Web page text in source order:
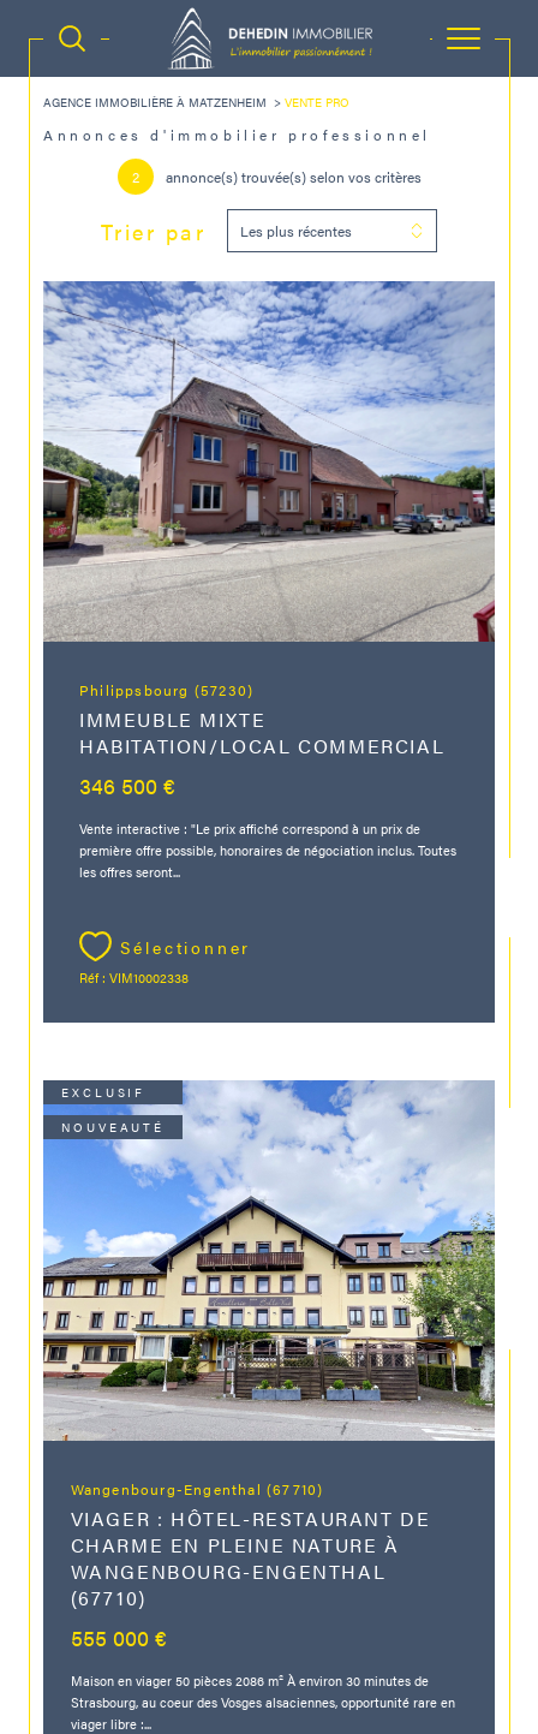
AGENCE IMMOBILIÈRE À MATZENHEIM VENTE PRO
Annonces d'immobilier professionnel
2
annonce(s) trouvée(s) selon vos critères
Trier par Les plus récentes
Philippsbourg (57230)
IMMEUBLE MIXTE
HABITATION/LOCAL COMMERCIAL
346 500 €
Vente interactive : "Le prix affiché correspond à un prix de
première offre possible, honoraires de négociation inclus. Toutes
les offres seront...
Sélectionner
Réf : VIM10002338
Wangenbourg-Engenthal (67710)
VIAGER : HÔTEL-RESTAURANT DE
CHARME EN PLEINE NATURE À
WANGENBOURG-ENGENTHAL
(67710)
555 000 €
Maison en viager 50 pièces 2086 m² À environ 30 minutes de
Strasbourg, au coeur des Vosges alsaciennes, opportunité rare en
viager libre :...
EXCLUSIF
NOUVEAUTÉ